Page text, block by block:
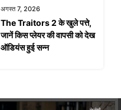
अगस्त 7, 2026
The Traitors 2 के खुले पत्ते,
जानें किस प्लेयर की वापसी को देख
ऑडियंस हुई सन्न